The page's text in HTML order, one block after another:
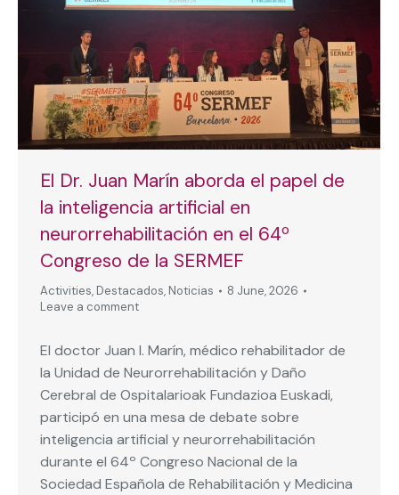
El Dr. Juan Marín aborda el papel de
la inteligencia artificial en
neurorrehabilitación en el 64º
Congreso de la SERMEF
Activities, Destacados, Noticias
8 June, 2026
Leave a comment
El doctor Juan I. Marín, médico rehabilitador de
la Unidad de Neurorrehabilitación y Daño
Cerebral de Ospitalarioak Fundazioa Euskadi,
participó en una mesa de debate sobre
inteligencia artificial y neurorrehabilitación
durante el 64º Congreso Nacional de la
Sociedad Española de Rehabilitación y Medicina